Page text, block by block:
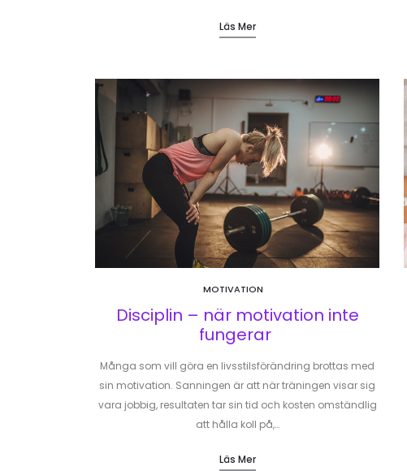
Läs Mer
MOTIVATION
Disciplin – när motivation inte
fungerar
Många som vill göra en livsstilsförändring brottas med
sin motivation. Sanningen är att när träningen visar sig
vara jobbig, resultaten tar sin tid och kosten omständlig
att hålla koll på,…
Läs Mer